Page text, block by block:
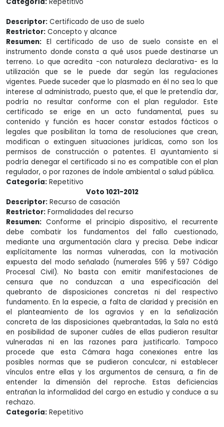
Descriptor: Certificado de uso de suelo
Restrictor: Concepto y alcance
Resumen: El certificado de uso de suelo consiste en el
instrumento donde consta a qué usos puede destinarse un
terreno. Lo que acredita -con naturaleza declarativa- es la
utilización que se le puede dar según las regulaciones
vigentes. Puede suceder que lo plasmado en él no sea lo que
interese al administrado, puesto que, el que le pretendía dar,
podría no resultar conforme con el plan regulador. Este
certificado se erige en un acto fundamental, pues su
contenido y función es hacer constar estados fácticos o
legales que posibilitan la toma de resoluciones que crean,
modifican o extinguen situaciones jurídicas, como son los
permisos de construcción o patentes. El ayuntamiento si
podría denegar el certificado si no es compatible con el plan
regulador, o por razones de índole ambiental o salud pública.
Categoría: Repetitivo
Voto 1021-2012
Descriptor: Recurso de casación
Restrictor: Formalidades del recurso
Resumen: Conforme el principio dispositivo, el recurrente
debe combatir los fundamentos del fallo cuestionado,
mediante una argumentación clara y precisa. Debe indicar
explícitamente las normas vulneradas, con la motivación
expuesta del modo señalado (numerales 596 y 597 Código
Procesal Civil). No basta con emitir manifestaciones de
censura que no conduzcan a una especificación del
quebranto de disposiciones concretas ni del respectivo
fundamento. En la especie, a falta de claridad y precisión en
el planteamiento de los agravios y en la señalización
concreta de las disposiciones quebrantadas, la Sala no está
en posibilidad de suponer cuáles de ellas pudieron resultar
vulneradas ni en las razones para justificarlo. Tampoco
procede que esta Cámara haga conexiones entre las
posibles normas que se pudieron conculcar, ni establecer
vínculos entre ellas y los argumentos de censura, a fin de
entender la dimensión del reproche. Estas deficiencias
entrañan la informalidad del cargo en estudio y conduce a su
rechazo.
Categoría: Repetitivo